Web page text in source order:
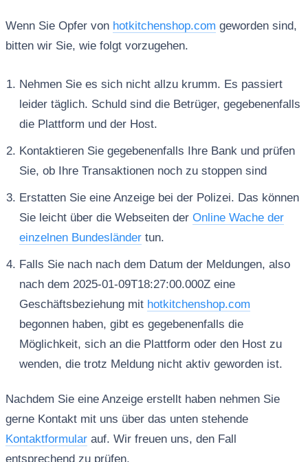
Wenn Sie Opfer von hotkitchenshop.com geworden sind,
bitten wir Sie, wie folgt vorzugehen.
Nehmen Sie es sich nicht allzu krumm. Es passiert
leider täglich. Schuld sind die Betrüger, gegebenenfalls
die Plattform und der Host.
Kontaktieren Sie gegebenenfalls Ihre Bank und prüfen
Sie, ob Ihre Transaktionen noch zu stoppen sind
Erstatten Sie eine Anzeige bei der Polizei. Das können
Sie leicht über die Webseiten der Online Wache der
einzelnen Bundesländertun.
Falls Sie nach nach dem Datum der Meldungen, also
nach dem 2025-01-09T18:27:00.000Z eine
Geschäftsbeziehung mit hotkitchenshop.com
begonnen haben, gibt es gegebenenfalls die
Möglichkeit, sich an die Plattform oder den Host zu
wenden, die trotz Meldung nicht aktiv geworden ist.
Nachdem Sie eine Anzeige erstellt haben nehmen Sie
gerne Kontakt mit uns über das unten stehende
Kontaktformularauf. Wir freuen uns, den Fall
entsprechend zu prüfen.